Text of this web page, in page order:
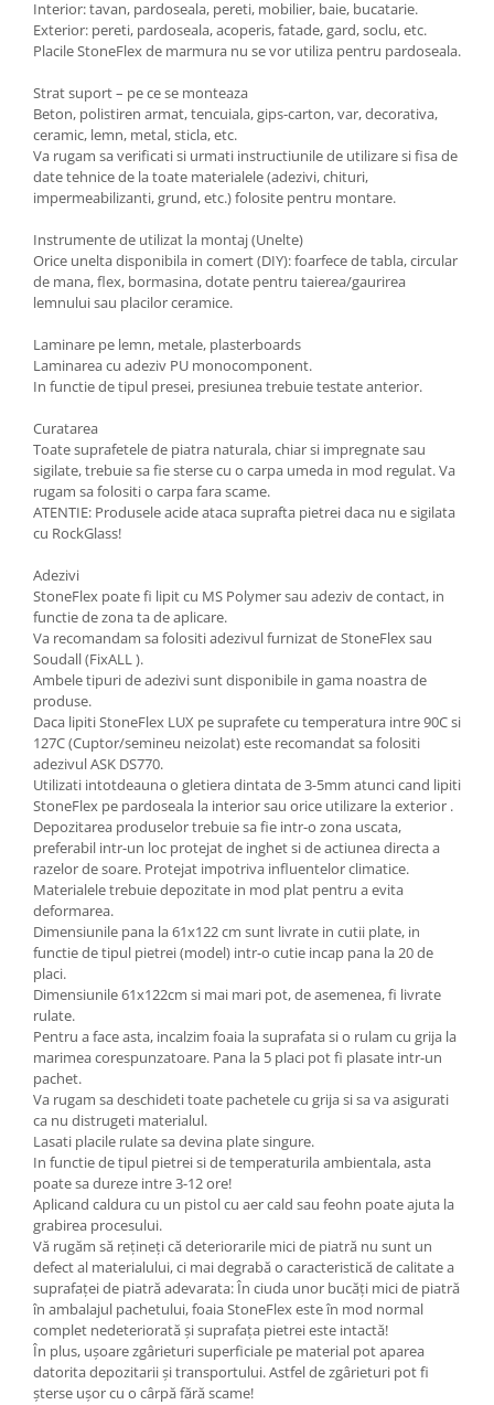
Interior: tavan, pardoseala, pereti, mobilier, baie, bucatarie.
Exterior: pereti, pardoseala, acoperis, fatade, gard, soclu, etc.
Placile StoneFlex de marmura nu se vor utiliza pentru pardoseala.
Strat suport – pe ce se monteaza
Beton, polistiren armat, tencuiala, gips-carton, var, decorativa,
ceramic, lemn, metal, sticla, etc.
Va rugam sa verificati si urmati instructiunile de utilizare si fisa de
date tehnice de la toate materialele (adezivi, chituri,
impermeabilizanti, grund, etc.) folosite pentru montare.
Instrumente de utilizat la montaj (Unelte)
Orice unelta disponibila in comert (DIY): foarfece de tabla, circular
de mana, flex, bormasina, dotate pentru taierea/gaurirea
lemnului sau placilor ceramice.
Laminare pe lemn, metale, plasterboards
Laminarea cu adeziv PU monocomponent.
In functie de tipul presei, presiunea trebuie testate anterior.
Curatarea
Toate suprafetele de piatra naturala, chiar si impregnate sau
sigilate, trebuie sa fie sterse cu o carpa umeda in mod regulat. Va
rugam sa folositi o carpa fara scame.
ATENTIE: Produsele acide ataca suprafta pietrei daca nu e sigilata
cu RockGlass!
Adezivi
StoneFlex poate fi lipit cu MS Polymer sau adeziv de contact, in
functie de zona ta de aplicare.
Va recomandam sa folositi adezivul furnizat de StoneFlex sau
Soudall (FixALL ).
Ambele tipuri de adezivi sunt disponibile in gama noastra de
produse.
Daca lipiti StoneFlex LUX pe suprafete cu temperatura intre 90C si
127C (Cuptor/semineu neizolat) este recomandat sa folositi
adezivul ASK DS770.
Utilizati intotdeauna o gletiera dintata de 3-5mm atunci cand lipiti
StoneFlex pe pardoseala la interior sau orice utilizare la exterior .
Depozitarea produselor trebuie sa fie intr-o zona uscata,
preferabil intr-un loc protejat de inghet si de actiunea directa a
razelor de soare. Protejat impotriva influentelor climatice.
Materialele trebuie depozitate in mod plat pentru a evita
deformarea.
Dimensiunile pana la 61x122 cm sunt livrate in cutii plate, in
functie de tipul pietrei (model) intr-o cutie incap pana la 20 de
placi.
Dimensiunile 61x122cm si mai mari pot, de asemenea, fi livrate
rulate.
Pentru a face asta, incalzim foaia la suprafata si o rulam cu grija la
marimea corespunzatoare. Pana la 5 placi pot fi plasate intr-un
pachet.
Va rugam sa deschideti toate pachetele cu grija si sa va asigurati
ca nu distrugeti materialul.
Lasati placile rulate sa devina plate singure.
In functie de tipul pietrei si de temperaturila ambientala, asta
poate sa dureze intre 3-12 ore!
Aplicand caldura cu un pistol cu aer cald sau feohn poate ajuta la
grabirea procesului.
Vă rugăm să rețineți că deteriorarile mici de piatră nu sunt un
defect al materialului, ci mai degrabă o caracteristică de calitate a
suprafaței de piatră adevarata: În ciuda unor bucăți mici de piatră
în ambalajul pachetului, foaia StoneFlex este în mod normal
complet nedeteriorată și suprafața pietrei este intactă!
În plus, ușoare zgârieturi superficiale pe material pot aparea
datorita depozitarii și transportului. Astfel de zgârieturi pot fi
șterse ușor cu o cârpă fără scame!